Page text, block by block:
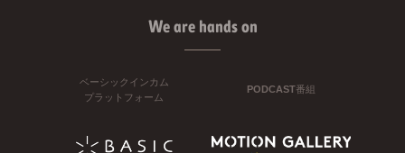
We are hands on
ベーシックインカム
プラットフォーム
PODCAST番組